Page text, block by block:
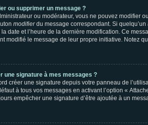
ou supprimer un message ?
ou modérateur, vous ne pouvez
modifierdu message correspondant. Si quelqu’un
date et l’heure de la dernière modification. Ce
modifié le message de leur propre initiative. Notez
une signature à mes messages ?
créer une signature depuis votre panneau de
à tous vos messages en activant l’option «
empêcher une signature d’être ajoutée à un